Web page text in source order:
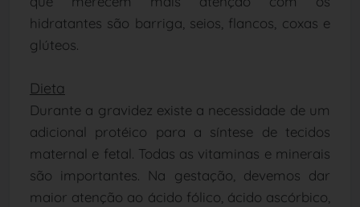
hidratantes são barriga, seios, flancos, coxas e
glúteos.
Dieta
Durante a gravidez existe a necessidade de um
adicional protéico para a síntese de tecidos
maternal e fetal. Todas as vitaminas e minerais
são importantes. Na gestação, devemos dar
maior atenção ao ácido fólico, ácido ascórbico,